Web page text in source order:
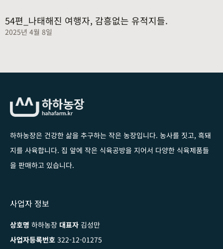
54편_나태해진 여행자, 감흥없는 유적지들.
2025년 4월 8일
하하농장은 건강한 삶을 추구하는 작은 농장입니다. 농사를 짓고, 흑돼
지를 사육합니다. 집 앞에 작은 식육공방을 지어서 다양한 식육제품들
을 판매하고 있습니다.
사업자 정보
상호명 하하농장 대표자 김성만
사업자등록번호 322-12-01275